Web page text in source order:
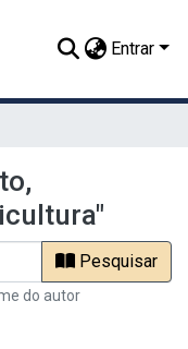
Entrar
Pesquisar
do autor